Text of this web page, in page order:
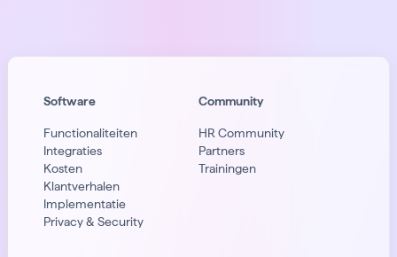
Software
Functionaliteiten
Integraties
Kosten
Klantverhalen
Implementatie
Privacy & Security
Community
HR Community
Partners
Trainingen